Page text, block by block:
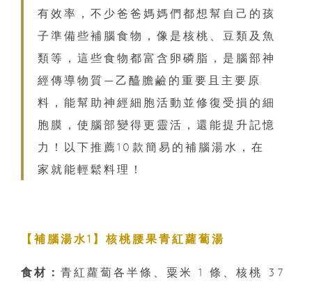
有效率，不少爸爸媽媽們都想幫自己的孩
子準備些補腦食物，像是核桃、豆類及魚
類等，這些食物都富含卵磷脂，是腦部神
經傳導物質—乙醯膽鹼的重要且主要原
料，能幫助神經細胞活動並修復受損的細
胞膜，使腦部變得更靈活，還能提升記憶
力！以下推薦10款簡易的補腦湯水，在
家就能輕鬆料理！
【補腦湯水1】核桃腰果青紅蘿蔔湯
食材： 青紅蘿蔔各半條、粟米 1 條、核桃 37